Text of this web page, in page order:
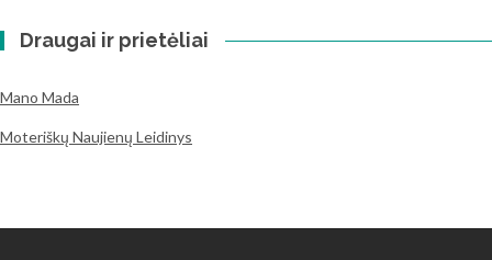
Draugai ir prietėliai
Mano Mada
Moteriškų Naujienų Leidinys